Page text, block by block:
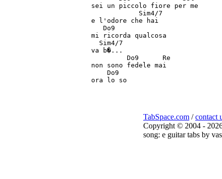
sei un piccolo fiore per me
            Sim4/7
e l'odore che hai
   Do9
mi ricorda qualcosa
  Sim4/7
va b�...
         Do9      Re
non sono fedele mai
    Do9
TabSpace.com /contact
Copyright © 2004 -
song: e guitar tabs by